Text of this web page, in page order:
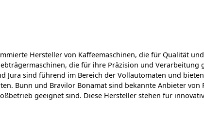
Hersteller von Kaffeemaschinen, die für Qualität
die für ihre Präzision und Verarbeitung
Jura sind führend im Bereich der Vollautomaten und
Bunn und Bravilor Bonamat sind bekannte Anbieter von
geeignet sind. Diese Hersteller stehen für